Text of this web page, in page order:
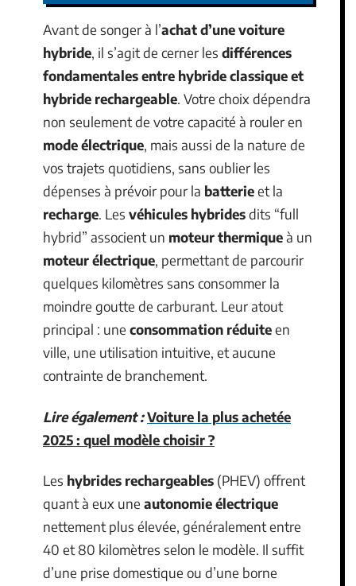
Avant de songer à l’achat d’une voiture
hybride, il s’agit de cerner les différences
fondamentales entre hybride classique et
hybride rechargeable. Votre choix dépendra
non seulement de votre capacité à rouler en
mode électrique, mais aussi de la nature de
vos trajets quotidiens, sans oublier les
dépenses à prévoir pour la batterieet la
recharge. Les véhicules hybridesdits “full
hybrid” associent un moteur thermiqueà un
moteur électrique, permettant de parcourir
quelques kilomètres sans consommer la
moindre goutte de carburant. Leur atout
principal : une consommation réduiteen
ville, une utilisation intuitive, et aucune
contrainte de branchement.
Lire également :Voiture la plus achetée
2025 : quel modèle choisir ?
Les hybrides rechargeables (PHEV) offrent
quant à eux une autonomie électrique
nettement plus élevée, généralement entre
40 et 80 kilomètres selon le modèle. Il suffit
d’une prise domestique ou d’une borne